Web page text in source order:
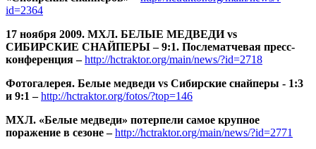
id=2364
17 ноября 2009. МХЛ. БЕЛЫЕ МЕДВЕДИ vs
СИБИРСКИЕ СНАЙПЕРЫ – 9:1. Послематчевая пресс-
конференция –http://hctraktor.org/main/news/?id=2718
Фотогалерея. Белые медведи vs Сибирские снайперы - 1:3
и 9:1 –http://hctraktor.org/fotos/?top=146
МХЛ. «Белые медведи» потерпели самое крупное
поражение в сезоне –http://hctraktor.org/main/news/?id=2771